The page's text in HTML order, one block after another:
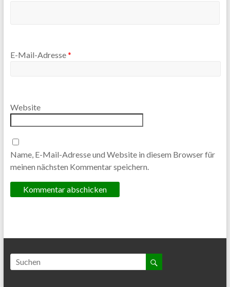
E-Mail-Adresse*
Website
Name, E-Mail-Adresse und Website in diesem Browser für
meinen nächsten Kommentar speichern.